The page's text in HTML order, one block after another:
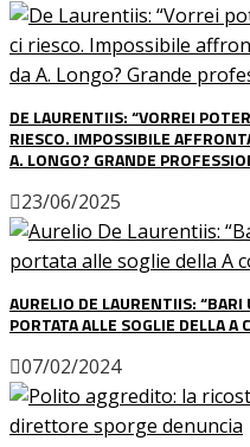
DE LAURENTIIS: “VORREI
RIESCO. IMPOSSIBILE
A. LONGO? GRANDE
23/06/2025
AURELIO DE LAURENTIIS: “BARI
PORTATA ALLE SOGLIE DELLA A
07/02/2024